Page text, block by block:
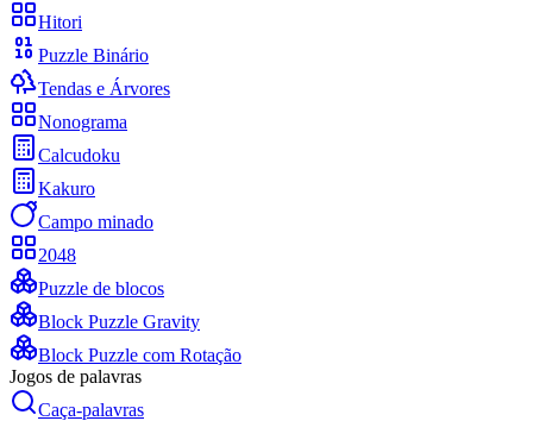
Hitori
Puzzle Binário
Tendas e Árvores
Nonograma
Calcudoku
Kakuro
Campo minado
2048
Puzzle de blocos
Block Puzzle Gravity
Block Puzzle com Rotação
Jogos de palavras
Caça-palavras